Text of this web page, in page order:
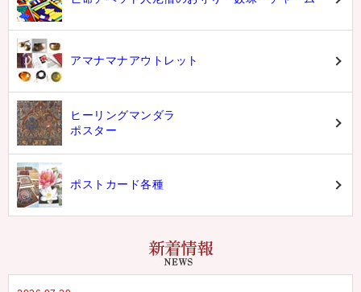
アマナマナアウトレット
ヒーリングマンダラ
ポスター
ポストカード各種